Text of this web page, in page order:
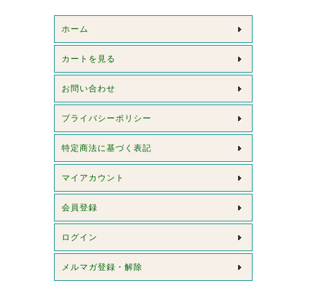
ホーム
カートを見る
お問い合わせ
プライバシーポリシー
特定商法に基づく表記
マイアカウント
会員登録
ログイン
メルマガ登録・解除